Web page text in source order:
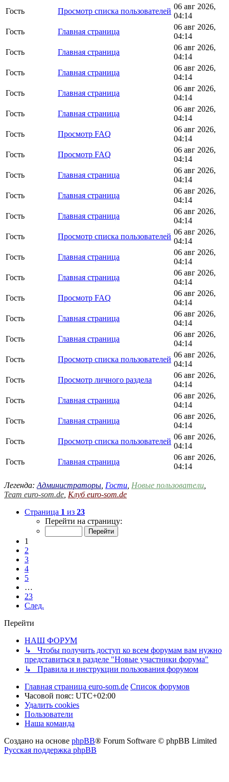
Гость
Просмотр списка пользователей
06 авг 2026,
04:14
Гость
Главная страница
06 авг 2026,
04:14
Гость
Главная страница
06 авг 2026,
04:14
Гость
Главная страница
06 авг 2026,
04:14
Гость
Главная страница
06 авг 2026,
04:14
Гость
Главная страница
06 авг 2026,
04:14
Гость
Просмотр FAQ
06 авг 2026,
04:14
Гость
Просмотр FAQ
06 авг 2026,
04:14
Гость
Главная страница
06 авг 2026,
04:14
Гость
Главная страница
06 авг 2026,
04:14
Гость
Главная страница
06 авг 2026,
04:14
Гость
Просмотр списка пользователей
06 авг 2026,
04:14
Гость
Главная страница
06 авг 2026,
04:14
Гость
Главная страница
06 авг 2026,
04:14
Гость
Просмотр FAQ
06 авг 2026,
04:14
Гость
Главная страница
06 авг 2026,
04:14
Гость
Главная страница
06 авг 2026,
04:14
Гость
Просмотр списка пользователей
06 авг 2026,
04:14
Гость
Просмотр личного раздела
06 авг 2026,
04:14
Гость
Главная страница
06 авг 2026,
04:14
Гость
Главная страница
06 авг 2026,
04:14
Гость
Просмотр списка пользователей
06 авг 2026,
04:14
Гость
Главная страница
06 авг 2026,
04:14
Легенда: Администраторы Гости Новые пользователи
Team euro-som.de Клуб euro-som.de
Страница 1 из 23
Перейти на страницу:
1
2
3
4
5
…
23
След.
Перейти
НАШ ФОРУМ
↳ Чтобы получить доступ ко всем форумам вам нужно
представиться в разделе "Новые участники форума"
↳ Правила и инструкции пользования форумом
Главная страница euro-som.de Список форумов
Часовой пояс: UTC+02:00
Удалить cookies
Пользователи
Наша команда
Создано на основе phpBB® Forum Software © phpBB Limited
Русская поддержка phpBB